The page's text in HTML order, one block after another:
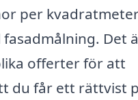
per
Det
offerter för att
du får ett rättvist